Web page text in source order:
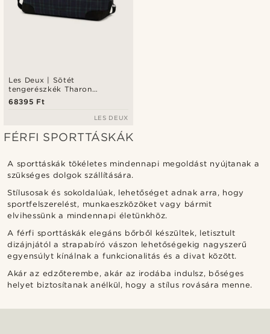
Les Deux | Sötét
tengerészkék Tharon
weekendtáska
68395 Ft
LES DEUX
FÉRFI SPORTTÁSKÁK
A sporttáskák tökéletes mindennapi megoldást nyújtanak a
szükséges dolgok szállítására.
Stílusosak és sokoldalúak, lehetőséget adnak arra, hogy
sportfelszerelést, munkaeszközöket vagy bármit
elvihessünk a mindennapi életünkhöz.
A férfi sporttáskák elegáns bőrből készültek, letisztult
dizájnjától a strapabíró vászon lehetőségekig nagyszerű
egyensúlyt kínálnak a funkcionalitás és a divat között.
Akár az edzőterembe, akár az irodába indulsz, bőséges
helyet biztosítanak anélkül, hogy a stílus rovására menne.